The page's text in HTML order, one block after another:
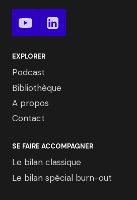
EXPLORER
Podcast
Bibliothèque
A propos
Contact
SE FAIRE ACCOMPAGNER
Le bilan classique
Le bilan spécial burn-out